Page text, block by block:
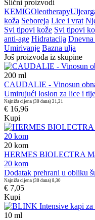
Slični proizvodi
KEMIGOleotherapyUlje
koža Seboreja Lice i vrat
Svi tipovi kože Svi tipovi
anti-age Hidratacija Dnevna
Umirivanje Bazna ulja
Još proizvoda iz skupine
200 ml
CAUDALIE - Vinosun
Umirujući losion za lice i
Najniža cijena (30 dana) 21,21
€ 16,96
Kupi
20 kom
HERMES BIOLECTRA
20 kom
Dodatak prehrani u obliku
Najniža cijena (30 dana) 8,30
€ 7,05
Kupi
10 ml